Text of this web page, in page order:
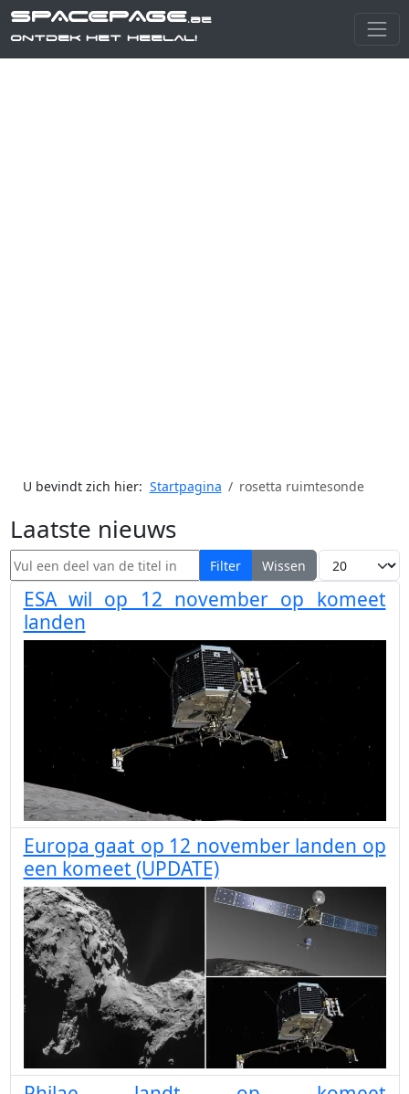
SPACEPAGE.be
Ontdek het heelal!
U bevindt zich hier: Startpagina rosetta ruimtesonde
Laatste nieuws
Vul een deel van de titel in Filter Wissen Toon #
ESA wil op 12 november op komeet
landen
Europa gaat op 12 november landen op
een komeet (UPDATE)